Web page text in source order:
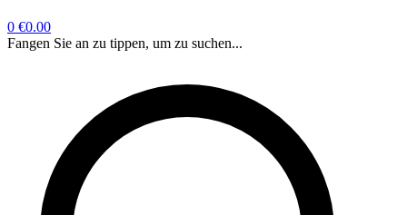
0 €0.00
Fangen Sie an zu tippen, um zu suchen...